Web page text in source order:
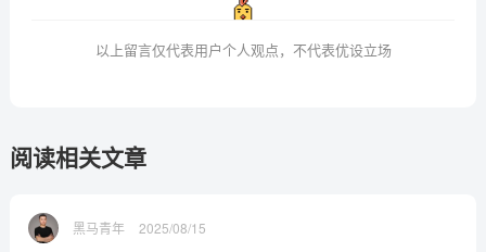
以上留言仅代表用户个人观点，不代表优设立场
阅读相关文章
黑马青年 2025/08/15